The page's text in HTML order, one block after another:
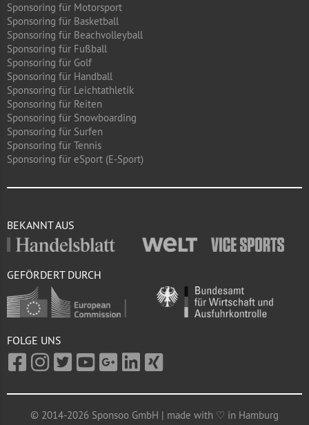
Sponsoring für Motorsport
Sponsoring für Basketball
Sponsoring für Beachvolleyball
Sponsoring für Fußball
Sponsoring für Golf
Sponsoring für Handball
Sponsoring für Leichtathletik
Sponsoring für Reiten
Sponsoring für Snowboarding
Sponsoring für Surfen
Sponsoring für Tennis
Sponsoring für eSport (E-Sport)
BEKANNT AUS
GEFÖRDERT DURCH
FOLGE UNS
© 2014-2026 Sponsoo GmbH | made with ♡ in Hamburg